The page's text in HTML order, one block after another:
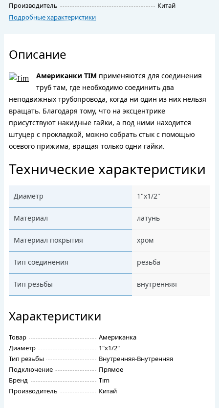
Производитель
Китай
Подробные характеристики
Описание
Американки TIM применяются для соединения
труб там, где необходимо соединить два
неподвижных трубопровода, когда ни один из них нельзя
вращать. Благодаря тому, что на эксцентрике
присутствуют накидные гайки, а под ними находится
штуцер с прокладкой, можно собрать стык с помощью
осевого прижима, вращая только одни гайки.
Технические характеристики
Диаметр 1"x1/2"
Материал латунь
Материал покрытия хром
Тип соединения резьба
Тип резьбы внутренняя
Характеристики
Товар
Американка
Диаметр
1"х1/2"
Тип резьбы
Внутренняя-Внутренняя
Подключение
Прямое
Бренд
Tim
Производитель
Китай